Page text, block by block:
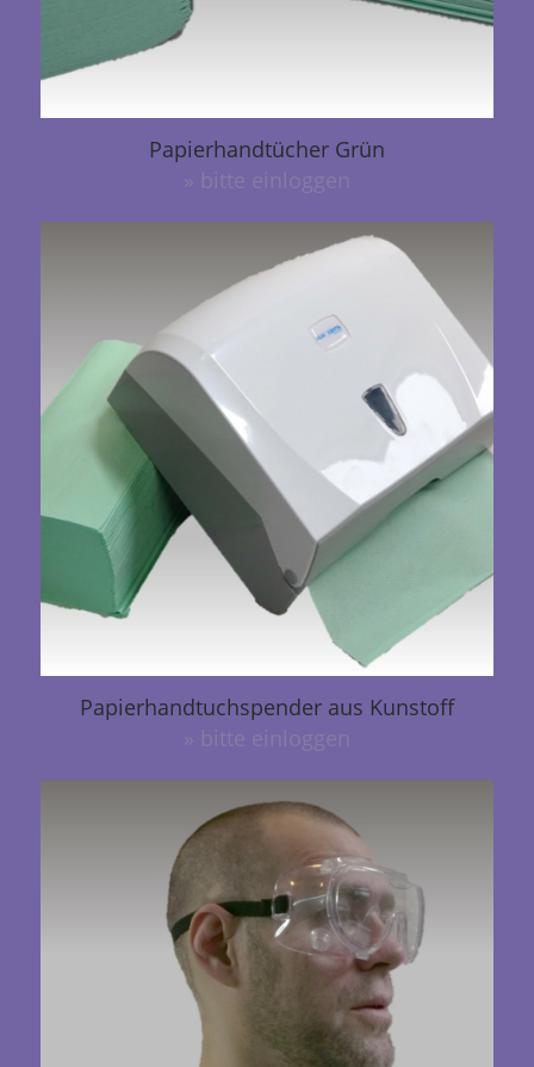
Papierhandtücher Grün
» bitte einloggen
Papierhandtuchspender aus Kunstoff
» bitte einloggen